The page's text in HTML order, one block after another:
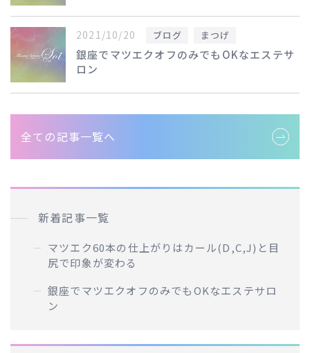
2021/10/20 ブログ まつげ
銀座でマツエクオフのみでもOKなエステサ
ロン
全ての記事一覧へ
新着記事一覧
マツエク60本の仕上がりはカール(D,C,J)と目
尻で印象が変わる
銀座でマツエクオフのみでもOKなエステサロ
ン